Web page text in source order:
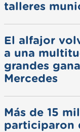
talleres
El alfajor
a una
grandes
Mercedes
Más de 15
participaron